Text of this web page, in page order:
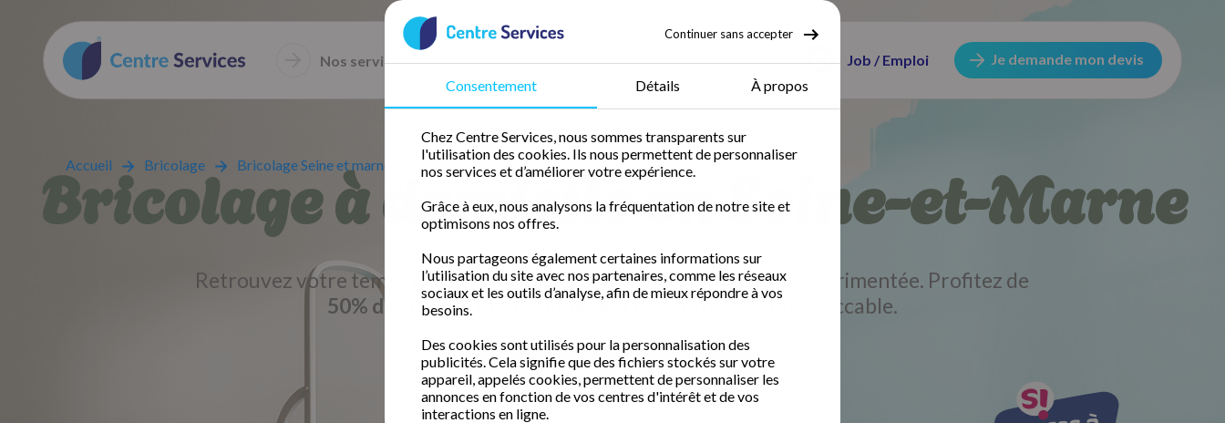
Nos services 50 % de crédit d’impôt Job / Emploi Je demande mon devis
Continuer sans accepter
Consentement Détails À propos
Chez Centre Services, nous sommes transparents sur
l'utilisation des cookies. Ils nous permettent de personnaliser
nos services et d’améliorer votre expérience.
Grâce à eux, nous analysons la fréquentation de notre site et
optimisons nos offres.
Nous partageons également certaines informations sur
l’utilisation du site avec nos partenaires, comme les réseaux
sociaux et les outils d’analyse, afin de mieux répondre à vos
besoins.
Des cookies sont utilisés pour la personnalisation des
publicités. Cela signifie que des fichiers stockés sur votre
appareil, appelés cookies, permettent de personnaliser les
annonces en fonction de vos centres d'intérêt et de vos
interactions en ligne.
Accueil Bricolage Bricolage Seine et marne
Bricolage à domicile en Seine-et-Marne
Retrouvez votre temps libre avec une femme de ménage fiable et expérimentée. Profitez de
50% de crédit d'impôt immédiatpour un domicile impeccable.
Demander un devis gratuit